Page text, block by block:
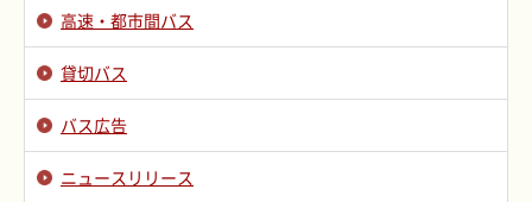
高速・都市間バス
貸切バス
バス広告
ニュースリリース